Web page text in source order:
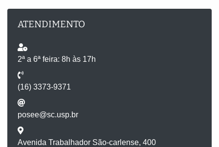
ATENDIMENTO
2ª a 6ª feira: 8h às 17h
(16) 3373-9371
posee@sc.usp.br
Avenida Trabalhador São-carlense, 400